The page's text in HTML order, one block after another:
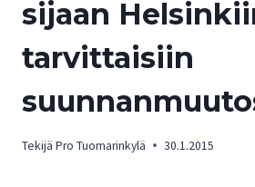
sijaan
tarvittaisiin
Tekijä Pro Tuomarinkylä 30.1.2015